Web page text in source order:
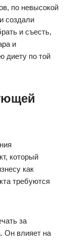
по невысокой
создали
и съесть,
и
диету по той
который
как
требуются
за
Он влияет на